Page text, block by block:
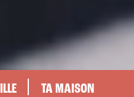
TA MAISON